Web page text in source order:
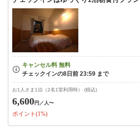
お1人さま1泊（2名1室利用時） (税込)
6,600円 ／人〜
ポイント(1%)